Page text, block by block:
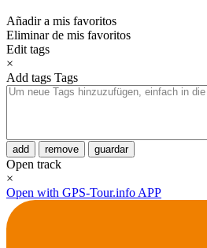
Añadir a mis favoritos
Eliminar de mis favoritos
Edit tags
×
Add tags Tags
add remove guardar
Open track
×
Open with GPS-Tour.info APP